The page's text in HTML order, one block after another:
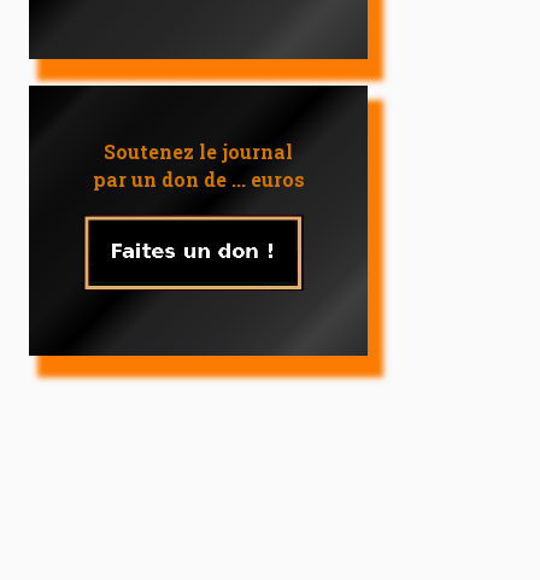
Soutenez le journal
par un don de ... euros